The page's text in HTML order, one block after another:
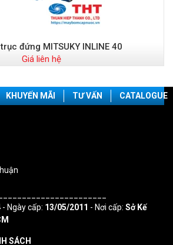
đứng MITSUKY INLINE 40
Giá liên hệ
KHUYẾN MÃI TƯ VẤN CATALOGUE
- Ngày cấp: 13/05/2011 - Nơi cấp: Sở Kế
SÁCH